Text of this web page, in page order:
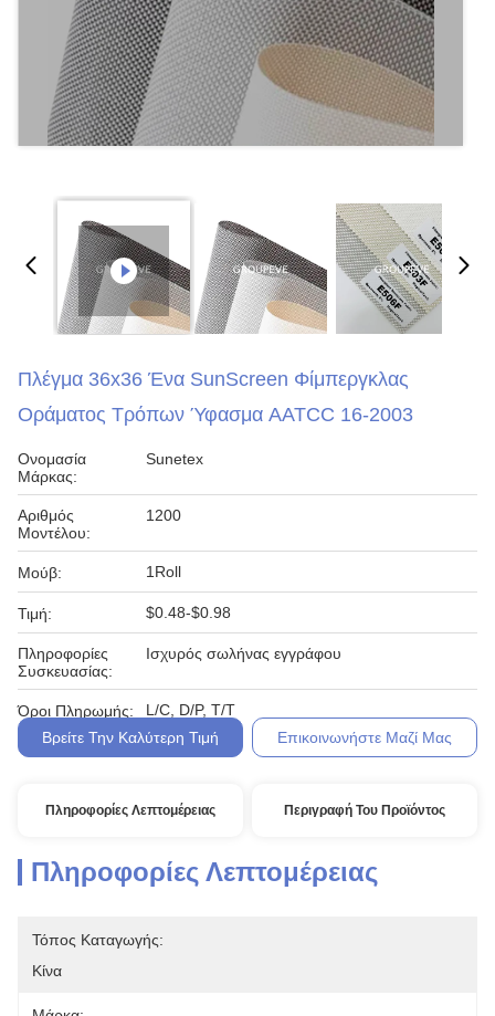
Πλέγμα 36x36 Ένα SunScreen Φίμπεργκλας
Οράματος Τρόπων Ύφασμα AATCC 16-2003
Ονομασία
Μάρκας:
Sunetex
Αριθμός
Μοντέλου:
1200
Μούβ: 1Roll
Τιμή: $0.48-$0.98
Πληροφορίες
Συσκευασίας:
Ισχυρός σωλήνας εγγράφου
Όροι Πληρωμής:
L/C, D/P, T/T
Βρείτε Την Καλύτερη Τιμή
Επικοινωνήστε Μαζί Μας
Πληροφορίες Λεπτομέρειας Περιγραφή Του Προϊόντος
Πληροφορίες Λεπτομέρειας
Τόπος Καταγωγής:
Κίνα